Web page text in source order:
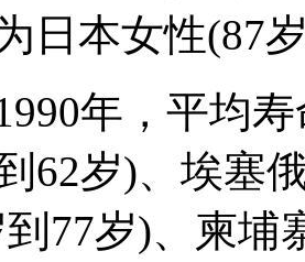
日本女性(87
年，平均
62岁)、埃塞
77岁)、柬埔